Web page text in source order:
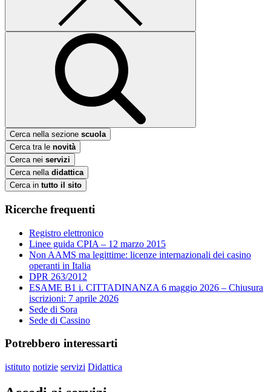
Cerca nella sezione scuola
Cerca tra le novità
Cerca nei servizi
Cerca nella didattica
Cerca in tutto il sito
Ricerche frequenti
Registro elettronico
Linee guida CPIA – 12 marzo 2015
Non AAMS ma legittime: licenze internazionali dei casino
operanti in Italia
DPR 263/2012
ESAME B1 i. CITTADINANZA 6 maggio 2026 – Chiusura
iscrizioni: 7 aprile 2026
Sede di Sora
Sede di Cassino
Potrebbero interessarti
istituto notizie servizi Didattica